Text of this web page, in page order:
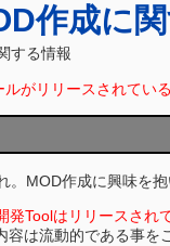
作成に
する情報
がリリースされてい
MOD作成に興味を
Toolはリリースされ
は流動的である事を